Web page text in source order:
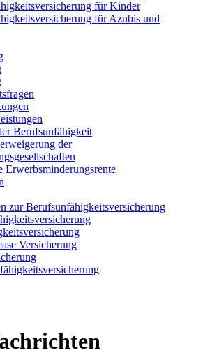
für Kinder
für Azubis und
Berufsunfähigkeit
der
Erwerbsminderungsrente
zur Berufsunfähigkeitsversicherung
Versicherung